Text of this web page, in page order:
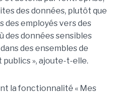
des données, plutôt que
des employés vers des
des données sensibles
des ensembles de
», ajoute-t-elle.
la fonctionnalité « Mes